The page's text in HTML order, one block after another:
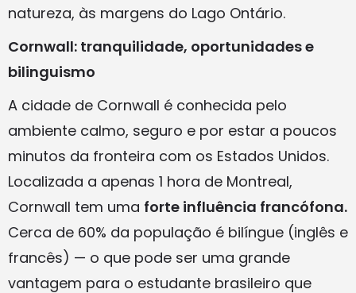
natureza, às margens do Lago Ontário.
Cornwall: tranquilidade, oportunidades e
bilinguismo
A cidade de Cornwall é conhecida pelo
ambiente calmo, seguro e por estar a poucos
minutos da fronteira com os Estados Unidos.
Localizada a apenas 1 hora de Montreal,
Cornwall tem uma forte influência francófona.
Cerca de 60% da população é bilíngue (inglês e
francês) — o que pode ser uma grande
vantagem para o estudante brasileiro que